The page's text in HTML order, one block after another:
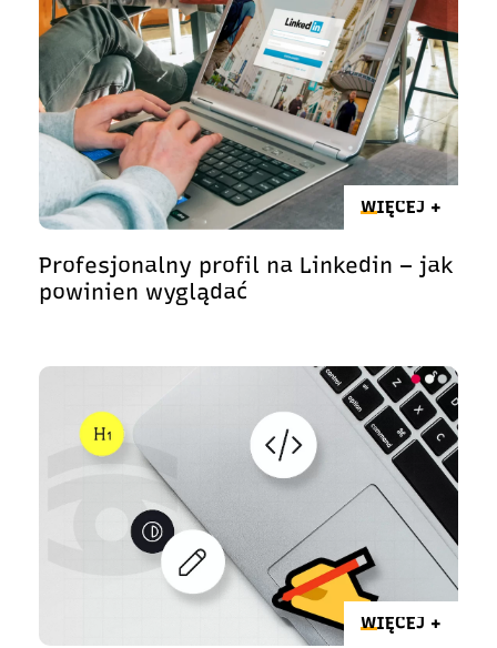
WIĘCEJ +
Profesjonalny profil na Linkedin – jak
powinien wyglądać
WIĘCEJ +